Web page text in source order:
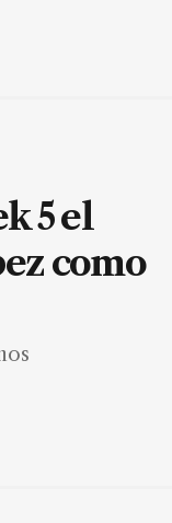
5 el
como